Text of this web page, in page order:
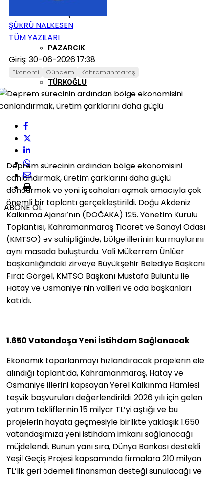
ONIKIŞUBAT
PAZARCIK
TÜRKOĞLU
ŞÜKRÜ NALKESEN
TÜM YAZILARI
Giriş: 30-06-2026 17:38
Ekonomi Gündem Kahramanmaraş
ABONE OL
Deprem sürecinin ardından bölge ekonomisini
canlandırmak, üretim çarklarını daha güçlü
döndürmek ve yeni iş sahaları açmak amacıyla çok
önemli bir toplantı gerçekleştirildi. Doğu Akdeniz
Kalkınma Ajansı’nın (DOĞAKA) 125. Yönetim Kurulu
Toplantısı, Kahramanmaraş Ticaret ve Sanayi Odası
(KMTSO) ev sahipliğinde, bölge illerinin kurmaylarını
aynı masada buluşturdu. Vali Mükerrem Ünlüer
başkanlığındaki zirveye Büyükşehir Belediye Başkanı
Fırat Görgel, KMTSO Başkanı Mustafa Buluntu ile
Hatay ve Osmaniye’nin valileri ve oda başkanları
katıldı.
1.650 Vatandaşa Yeni İstihdam Sağlanacak
Ekonomik toparlanmayı hızlandıracak projelerin ele
alındığı toplantıda, Kahramanmaraş, Hatay ve
Osmaniye illerini kapsayan Yerel Kalkınma Hamlesi
teşvik başvuruları değerlendirildi. 2026 yılı için gelen
yatırım tekliflerinin 15 milyar TL’yi aştığı ve bu
projelerin hayata geçmesiyle birlikte yaklaşık 1.650
vatandaşımıza yeni istihdam imkanı sağlanacağı
müjdelendi. Bunun yanı sıra, Dünya Bankası destekli
Yeşil Geçiş Projesi kapsamında firmalara 210 milyon
TL’lik geri ödemeli finansman desteği sunulacağı ve